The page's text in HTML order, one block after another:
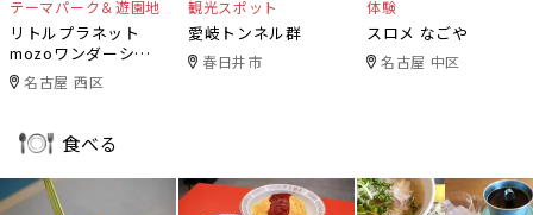
テーマパーク＆遊園地
リトルプラネット
mozoワンダーシテ
ィ 名古屋 西区
観光スポット
愛岐トンネル群
春日井市
体験
スロメ なごや
名古屋 中区
食べる